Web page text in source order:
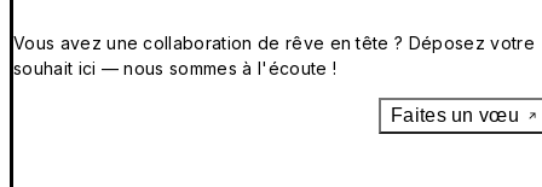
Vous avez une collaboration de rêve en tête ? Déposez votre
souhait ici — nous sommes à l'écoute !
Faites un vœu